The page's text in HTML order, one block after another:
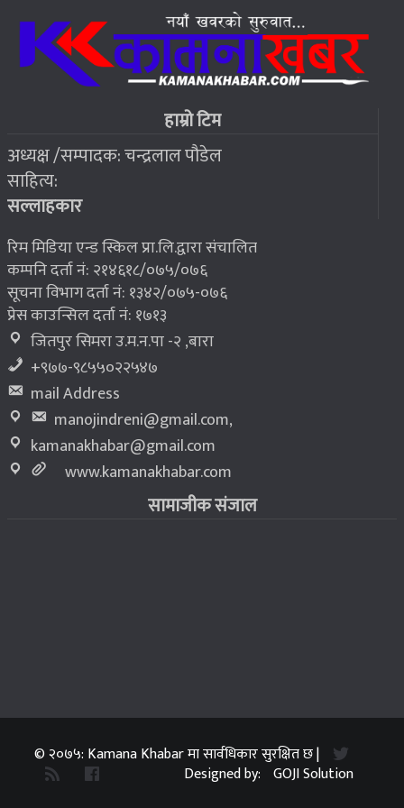
६ जहाँ चट्याङबाट बच्न रक्सी छर्केर घरभित्र पस्छन् स्थानीय
२०७६ बैशाख १३, शुक्रबार
फोरम सुनसरीको अध्यक्षमा खत्वे विजयी
२०७६ बैशाख १३, शुक्रबार
८ भूकम्प पीडितलाई घर निर्माण गर्न लालपुर्जा
हाम्रो टिम
अध्यक्ष /सम्पादक: चन्द्रलाल पौडेल
साहित्य:
सल्लाहकार
रिम मिडिया एन्ड स्किल प्रा.लि.द्वारा संचालित
कम्पनि दर्ता नं: २१४६१८/०७५/०७६
सूचना विभाग दर्ता नं: १३४२/०७५-०७६
प्रेस काउन्सिल दर्ता नं: १७१३
जितपुर सिमरा उ.म.न.पा -२ ,बारा
+९७७-९८५५०२२५४७
mail Address
manojindreni@gmail.com,
kamanakhabar@gmail.com
www.kamanakhabar.com
सामाजीक संजाल
© २०७५: Kamana Khabar मा सार्वधिकार सुरक्षित छ |
Designed by: GOJI Solution